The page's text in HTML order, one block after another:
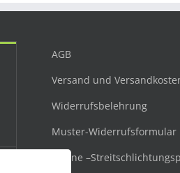
AGB
Versand und
Widerrufsbelehrung
Muster-Widerrufsformular
Online